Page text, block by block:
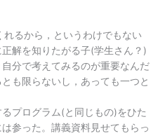
るから，というわけでもない
解を知りたがる子(学生さん？)
分で考えてみるのが重要なんだ
も限らないし，あっても一つと
プログラム(と同じもの)をひた
参った。講義資料見せてもらっ